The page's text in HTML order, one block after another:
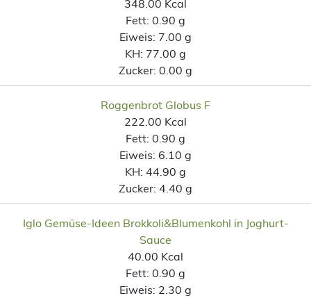
348.00 Kcal
Fett: 0.90 g
Eiweis: 7.00 g
KH: 77.00 g
Zucker: 0.00 g
Roggenbrot Globus F
222.00 Kcal
Fett: 0.90 g
Eiweis: 6.10 g
KH: 44.90 g
Zucker: 4.40 g
Iglo Gemüse-Ideen Brokkoli&Blumenkohl in Joghurt-
Sauce
40.00 Kcal
Fett: 0.90 g
Eiweis: 2.30 g